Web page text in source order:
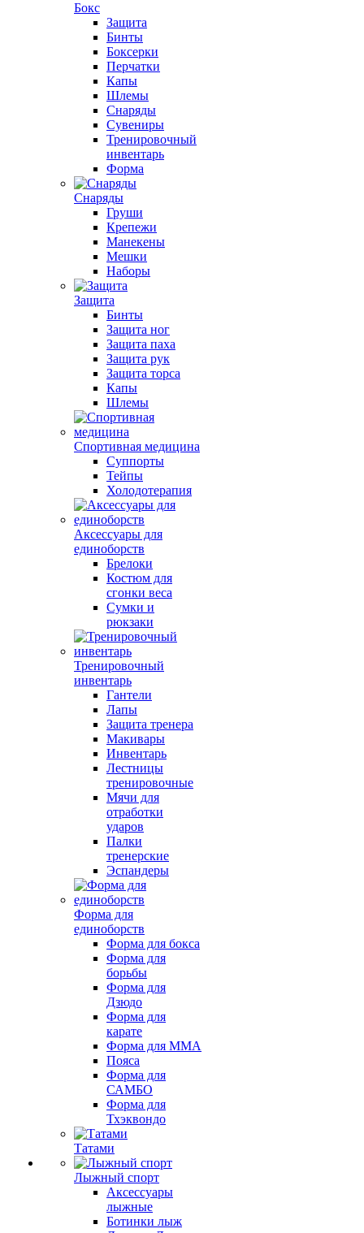
Бокс
Защита
Бинты
Боксерки
Перчатки
Капы
Шлемы
Снаряды
Сувениры
Тренировочный
инвентарь
Форма
Снаряды
Груши
Крепежи
Манекены
Мешки
Наборы
Защита
Бинты
Защита ног
Защита паха
Защита рук
Защита торса
Капы
Шлемы
Спортивная медицина
Суппорты
Тейпы
Холодотерапия
Аксессуары для
единоборств
Брелоки
Костюм для
сгонки веса
Сумки и
рюкзаки
Тренировочный
инвентарь
Гантели
Лапы
Защита тренера
Макивары
Инвентарь
Лестницы
тренировочные
Мячи для
отработки
ударов
Палки
тренерские
Эспандеры
Форма для
единоборств
Форма для бокса
Форма для
борьбы
Форма для
Дзюдо
Форма для
карате
Форма для MMA
Пояса
Форма для
САМБО
Форма для
Тхэквондо
Татами
Лыжный спорт
Аксессуары
лыжные
Ботинки лыж